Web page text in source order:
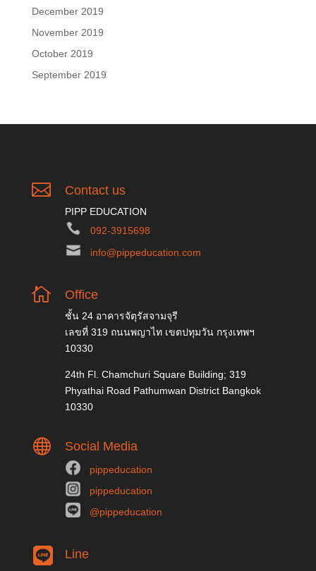
December 2019
November 2019
October 2019
September 2019
 Contact us
PIPP EDUCATION
092-3915698
info@pippeducation.com
 Office
ชั้น 24 อาคารจัตุรัสจามจุรี
เลขที่ 319 ถนนพญาไท เขตปทุมวัน กรุงเทพฯ
10330
24th Fl. Chamchuri Square Building; 319
Phyathai Road Pathumwan District Bangkok
10330
 Social Media
pippeducation
pippeducation
@pippeducation
Line